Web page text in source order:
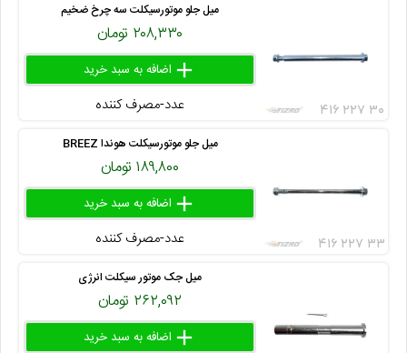
میل جلو موتورسیکلت سه چرخ ضخیم
۲۰۸,۳۳۰ تومان
add
عدد-مصرف کننده ۴۱۶ ۲۲۷ ۳۰
میل جلو موتورسیکلت هوندا BREEZ
۱۸۹,۸۰۰ تومان
add
عدد-مصرف کننده ۴۱۶ ۲۲۷ ۳۳
میل جک موتور سیکلت انرژی
۲۶۲,۰۹۲ تومان
add